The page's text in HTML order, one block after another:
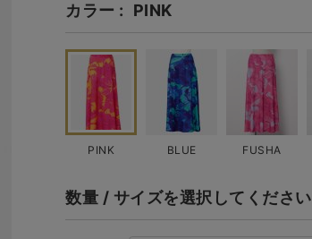
カラー PINK
PINK BLUE FUSHA
数量 / サイズを選択してください